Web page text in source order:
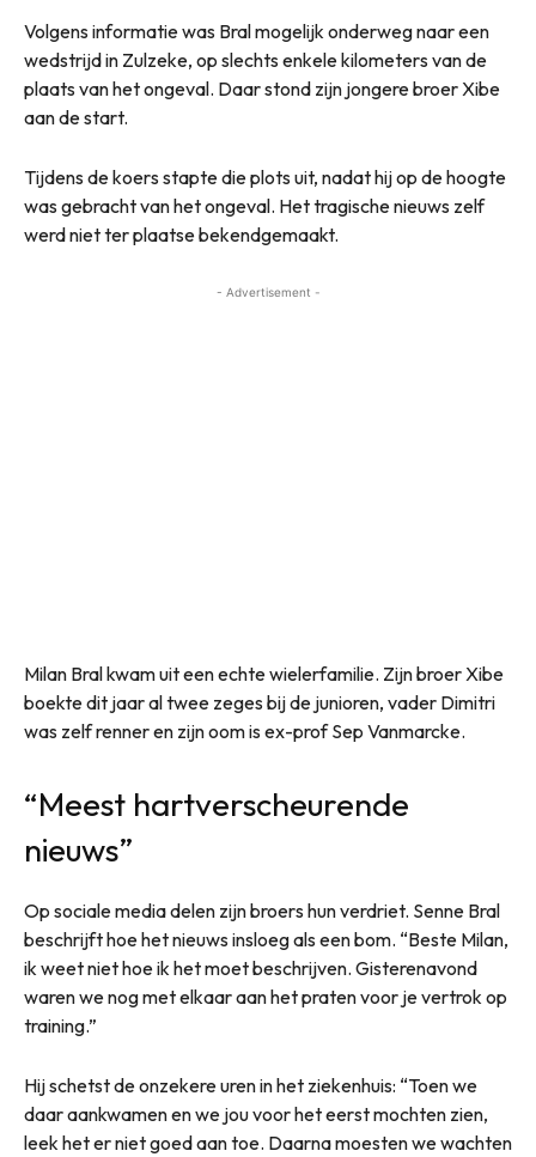
Volgens informatie was Bral mogelijk onderweg naar een
wedstrijd in Zulzeke, op slechts enkele kilometers van de
plaats van het ongeval. Daar stond zijn jongere broer Xibe
aan de start.
Tijdens de koers stapte die plots uit, nadat hij op de hoogte
was gebracht van het ongeval. Het tragische nieuws zelf
werd niet ter plaatse bekendgemaakt.
- Advertisement -
Milan Bral kwam uit een echte wielerfamilie. Zijn broer Xibe
boekte dit jaar al twee zeges bij de junioren, vader Dimitri
was zelf renner en zijn oom is ex-prof Sep Vanmarcke.
“Meest hartverscheurende
nieuws”
Op sociale media delen zijn broers hun verdriet. Senne Bral
beschrijft hoe het nieuws insloeg als een bom. “Beste Milan,
ik weet niet hoe ik het moet beschrijven. Gisterenavond
waren we nog met elkaar aan het praten voor je vertrok op
training.”
Hij schetst de onzekere uren in het ziekenhuis: “Toen we
daar aankwamen en we jou voor het eerst mochten zien,
leek het er niet goed aan toe. Daarna moesten we wachten